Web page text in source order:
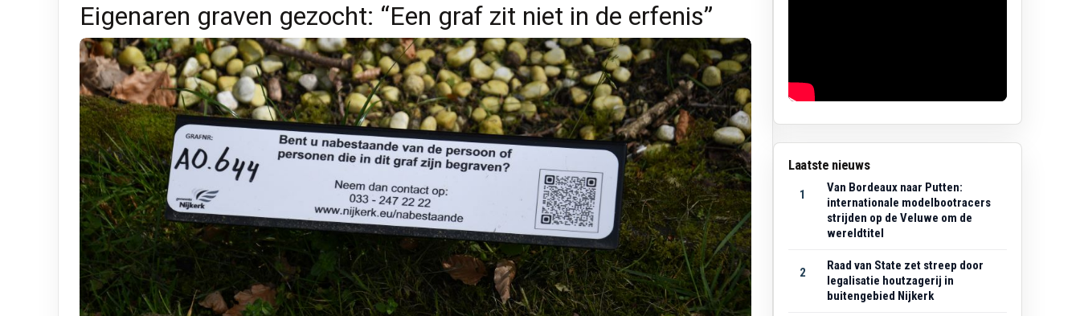
Eigenaren graven gezocht: “Een graf zit niet in de erfenis”
Laatste nieuws
1
Van Bordeaux naar Putten:
internationale modelbootracers
strijden op de Veluwe om de
wereldtitel
2
Raad van State zet streep door
legalisatie houtzagerij in
buitengebied Nijkerk